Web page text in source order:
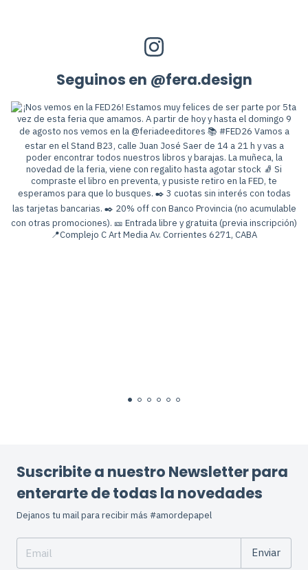
Seguinos en @fera.design
Suscribite a nuestro Newsletter para
enterarte de todas la novedades
Dejanos tu mail para recibir más #amordepapel